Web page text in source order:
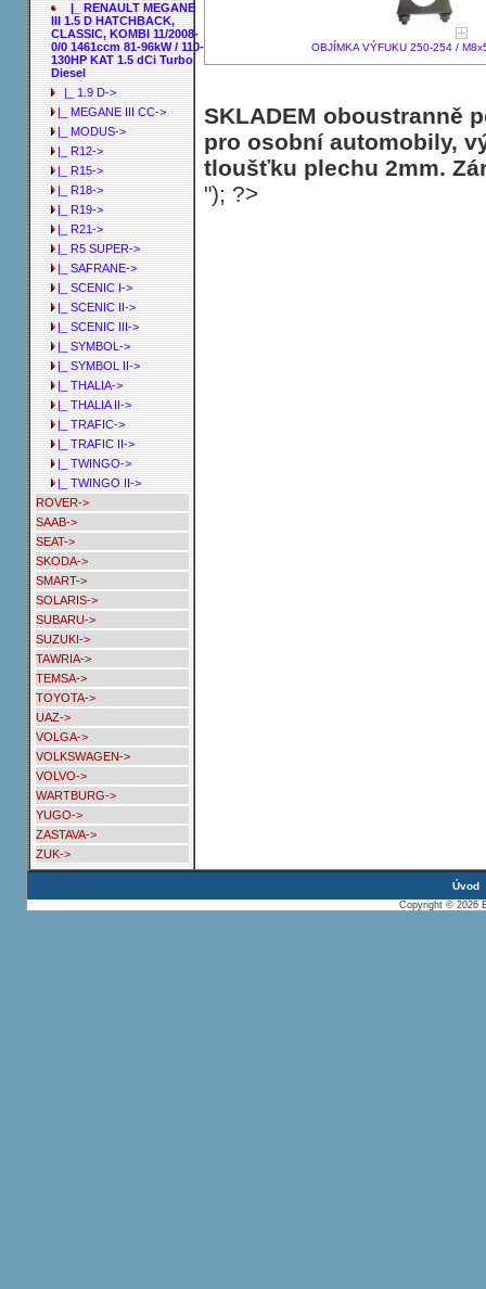
|_ RENAULT MEGANE
III 1.5 D HATCHBACK,
CLASSIC, KOMBI 11/2008-
0/0 1461ccm 81-96kW / 110-
130HP KAT 1.5 dCi Turbo
Diesel
|_ 1.9 D->
|_ MEGANE III CC->
|_ MODUS->
|_ R12->
|_ R15->
|_ R18->
|_ R19->
|_ R21->
|_ R5 SUPER->
|_ SAFRANE->
|_ SCENIC I->
|_ SCENIC II->
|_ SCENIC III->
|_ SYMBOL->
|_ SYMBOL II->
|_ THALIA->
|_ THALIA II->
|_ TRAFIC->
|_ TRAFIC II->
|_ TWINGO->
|_ TWINGO II->
ROVER->
SAAB->
SEAT->
SKODA->
SMART->
SOLARIS->
SUBARU->
SUZUKI->
TAWRIA->
TEMSA->
TOYOTA->
UAZ->
VOLGA->
VOLKSWAGEN->
VOLVO->
WARTBURG->
YUGO->
ZASTAVA->
ZUK->
OBJÍMKA VÝFUKU 250-254 /
SKLADEM oboustranně
pro osobní automobily,
tloušťku plechu 2mm.
"); ?>
Úvod
Copyright © 2026